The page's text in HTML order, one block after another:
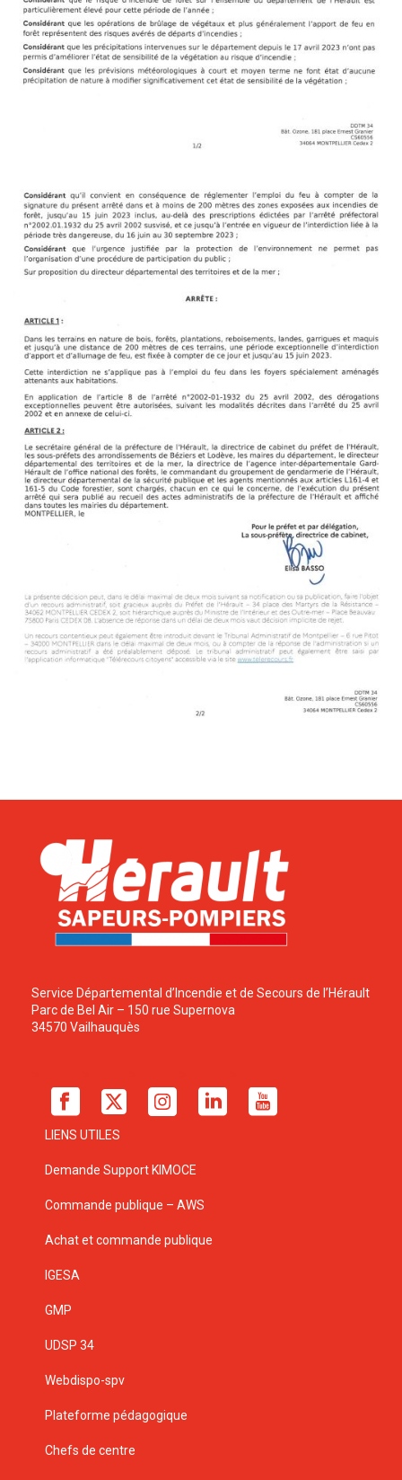
Service Départemental d’Incendie et de Secours de l’Hérault
Parc de Bel Air – 150 rue Supernova
34570 Vailhauquès
LIENS UTILES
Demande Support KIMOCE
Commande publique – AWS
Achat et commande publique
IGESA
GMP
UDSP 34
Webdispo-spv
Plateforme pédagogique
Chefs de centre